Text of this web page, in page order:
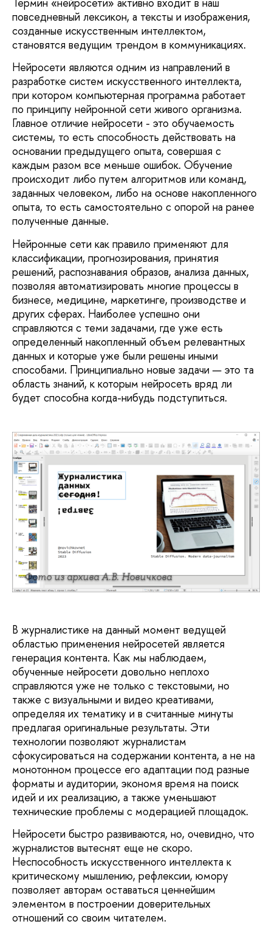
повседневный лексикон, а тексты и изображения,
созданные искусственным интеллектом,
становятся ведущим трендом в коммуникациях.
Нейросети являются одним из направлений в
разработке систем искусственного интеллекта,
при котором компьютерная программа работает
по принципу нейронной сети живого организма.
Главное отличие нейросети - это обучаемость
системы, то есть способность действовать на
основании предыдущего опыта, совершая с
каждым разом все меньше ошибок. Обучение
происходит либо путем алгоритмов или команд,
заданных человеком, либо на основе накопленного
опыта, то есть самостоятельно с опорой на ранее
полученные данные.
Нейронные сети как правило применяют для
классификации, прогнозирования, принятия
решений, распознавания образов, анализа данных,
позволяя автоматизировать многие процессы в
бизнесе, медицине, маркетинге, производстве и
других сферах. Наиболее успешно они
справляются с теми задачами, где уже есть
определенный накопленный объем релевантных
данных и которые уже были решены иными
способами. Принципиально новые задачи — это та
область знаний, к которым нейросеть вряд ли
будет способна когда-нибудь подступиться.
Фото из архива А.В. Новичкова
В журналистике на данный момент ведущей
областью применения нейросетей является
генерация контента. Как мы наблюдаем,
обученные нейросети довольно неплохо
справляются уже не только с текстовыми, но
также с визуальными и видео креативами,
определяя их тематику и в считанные минуты
предлагая оригинальные результаты. Эти
технологии позволяют журналистам
сфокусироваться на содержании контента, а не на
монотонном процессе его адаптации под разные
форматы и аудитории, экономя время на поиск
идей и их реализацию, а также уменьшают
технические проблемы с модерацией площадок.
Нейросети быстро развиваются, но, очевидно, что
журналистов вытеснят еще не скоро.
Неспособность искусственного интеллекта к
критическому мышлению, рефлексии, юмору
позволяет авторам оставаться ценнейшим
элементом в построении доверительных
отношений со своим читателем.